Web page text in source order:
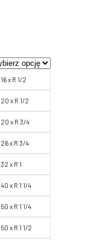
16 x R 1/2
20 x R 1/2
20 x R 3/4
26 x R 3/4
32 x R 1
40 x R 1 1/4
50 x R 1 1/4
50 x R 1 1/2